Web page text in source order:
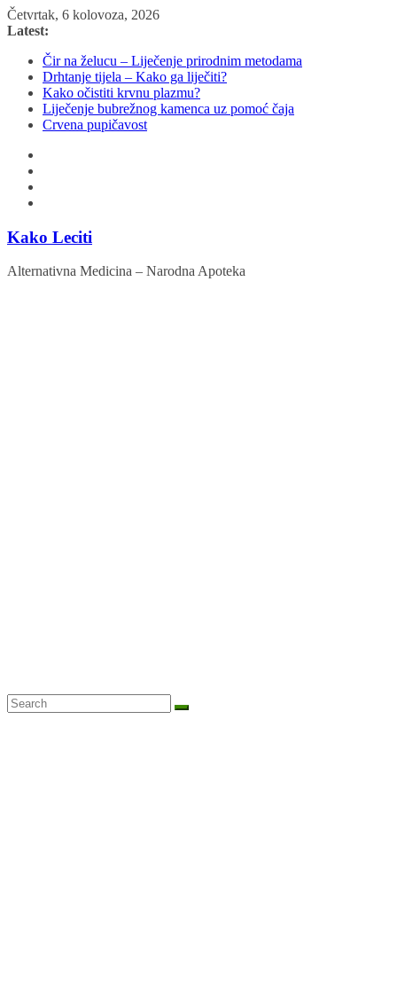
Skip
to
Četvrtak, 6 kolovoza, 2026
Latest:
Čir na želucu – Liječenje prirodnim metodama
Drhtanje tijela – Kako ga liječiti?
Kako očistiti krvnu plazmu?
Liječenje bubrežnog kamenca uz pomoć čaja
Crvena pupičavost
Kako Leciti
Alternativna Medicina – Narodna Apoteka